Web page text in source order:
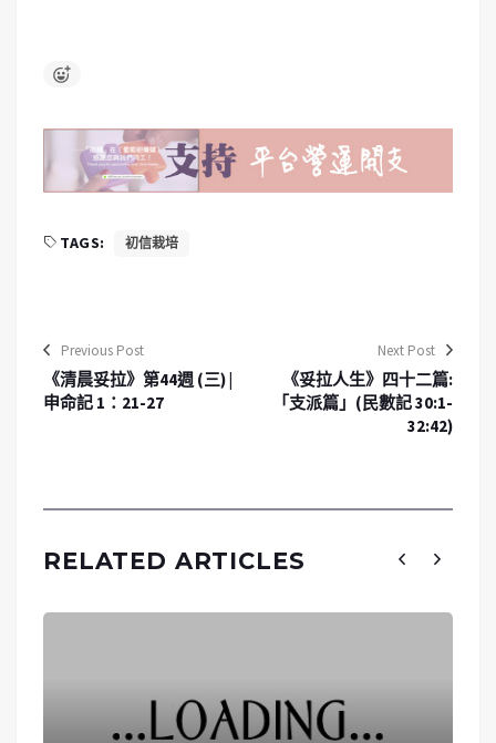
TAGS: 初信栽培
Previous Post
《清晨妥拉》第44週 (三) |
申命記 1：21-27
Next Post
《妥拉人生》四十二篇:
「支派篇」(民數記 30:1-
32:42)
RELATED ARTICLES